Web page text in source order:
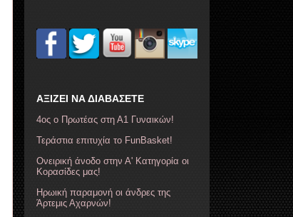
ΑΞΙΖΕΙ ΝΑ ΔΙΑΒΑΣΕΤΕ
4ος ο Πρωτέας στη Α1 Γυναικών!
Τεράστια επιτυχία το FunBasket!
Ονειρική άνοδο στην Α' Κατηγορία οι
Κορασίδες μας!
Ηρωική παραμονή οι άνδρες της
Άρτεμις Αχαρνών!